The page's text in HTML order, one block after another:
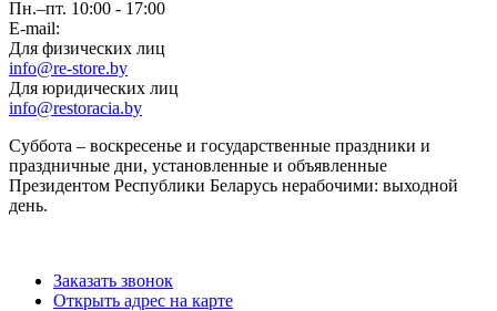
Пн.–пт. 10:00 - 17:00
E-mail:
Для физических лиц
info@re-store.by
Для юридических лиц
info@restoracia.by
Суббота – воскресенье и государственные праздники и
праздничные дни, установленные и объявленные
Президентом Республики Беларусь нерабочими: выходной
день.
Заказать звонок
Открыть адрес на карте